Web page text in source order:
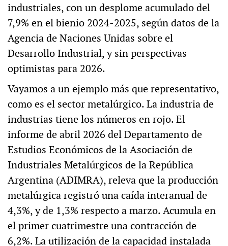
industriales, con un desplome acumulado del
7,9% en el bienio 2024-2025, según datos de la
Agencia de Naciones Unidas sobre el
Desarrollo Industrial, y sin perspectivas
optimistas para 2026.
Vayamos a un ejemplo más que representativo,
como es el sector metalúrgico. La industria de
industrias tiene los números en rojo. El
informe de abril 2026 del Departamento de
Estudios Económicos de la Asociación de
Industriales Metalúrgicos de la República
Argentina (ADIMRA), releva que la producción
metalúrgica registró una caída interanual de
4,3%, y de 1,3% respecto a marzo. Acumula en
el primer cuatrimestre una contracción de
6,2%. La utilización de la capacidad instalada